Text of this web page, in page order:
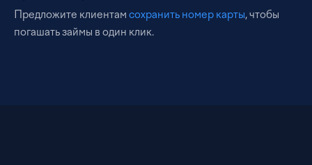
Предложите клиентам сохранить номер карты, чтобы
погашать займы в один клик.